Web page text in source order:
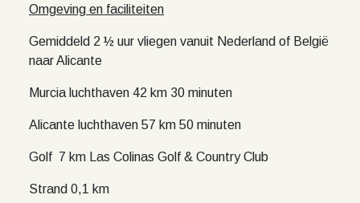
Omgeving en faciliteiten
Gemiddeld 2 ½ uur vliegen vanuit Nederland of België
naar Alicante
Murcia luchthaven 42 km 30 minuten
Alicante luchthaven 57 km 50 minuten
Golf 7 km Las Colinas Golf & Country Club
Strand 0,1 km